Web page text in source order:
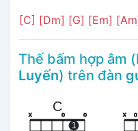
[C] [Dm] [G] [Em]
Thế bấm hợp âm (
Luyến) trên đàn
C
x o
1
o x o